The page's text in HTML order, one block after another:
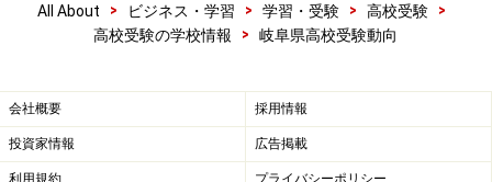
□公立高校一般選抜
試験実施日：3月11日（木） ※12日（金）にも実施する
合格発表：3月17日（水）
岐阜の高校受験制度>>
All About > ビジネス・学習 > 学習・受験 > 高校受験
>
高校受験の学校情報
> 岐阜県高校受験動向
会社概要 採用情報
投資家情報 広告掲載